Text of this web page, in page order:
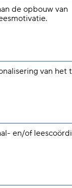
de opbouw van
van het
en/of